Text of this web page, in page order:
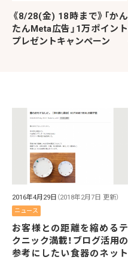
《8/28(金) 18時まで》「かん
たんMeta広告」1万ポイント
プレゼントキャンペーン
2016年4月29日 （2018年2月7日 更新）
ニュース
お客様との距離を縮めるテ
クニック満載！ブログ活用の
参考にしたい食器のネット